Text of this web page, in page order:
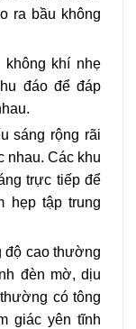
ra bầu không
khí nhẹ
đáo để đáp
sáng rộng rãi
nhau. Các khu
trực tiếp để
hẹp tập trung
độ cao thường
đèn mờ, dịu
có tông
giác yên tĩnh